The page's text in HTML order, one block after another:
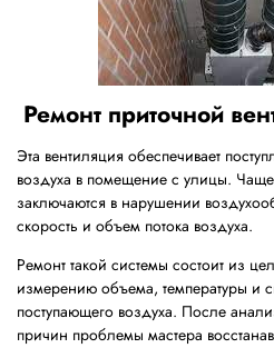
Ремонт приточной
Эта вентиляция обеспечивает
воздуха в помещение с улицы.
заключаются в нарушении
скорость и объем потока воздуха.
Ремонт такой системы состоит из
измерению объема, температуры и
поступающего воздуха. После
причин проблемы мастера